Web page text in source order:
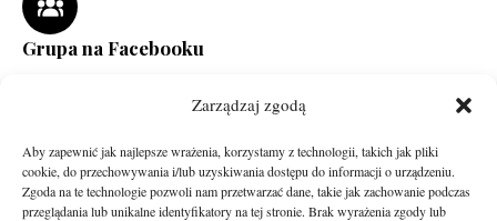
Zarządzaj zgodą
Aby zapewnić jak najlepsze wrażenia, korzystamy z technologii, takich jak pliki
cookie, do przechowywania i/lub uzyskiwania dostępu do informacji o urządzeniu.
Zgoda na te technologie pozwoli nam przetwarzać dane, takie jak zachowanie podczas
przeglądania lub unikalne identyfikatory na tej stronie. Brak wyrażenia zgody lub
Grupa na Facebooku